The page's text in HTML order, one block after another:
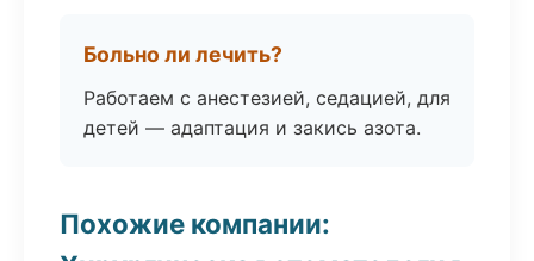
Больно ли лечить?
Работаем с анестезией, седацией, для
детей — адаптация и закись азота.
Похожие компании: